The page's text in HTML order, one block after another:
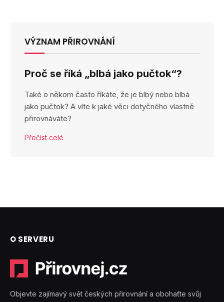
VÝZNAM PŘIROVNÁNÍ
Proč se říká „blbá jako pučtok“?
Také o někom často říkáte, že je blbý nebo blbá
jako pučtok? A víte k jaké věci dotyčného vlastně
přirovnáváte?
Přečíst celé
O SERVERU
Objevte zajímavý svět českých přirovnání a obohaťte svůj